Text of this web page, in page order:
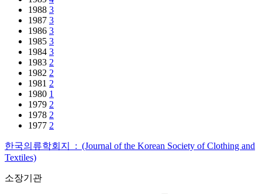
1988 3
1987 3
1986 3
1985 3
1984 3
1983 2
1982 2
1981 2
1980 1
1979 2
1978 2
1977 2
한국의류학회지 : (Journal of the Korean Society of Clothing and
Textiles)
소장기관